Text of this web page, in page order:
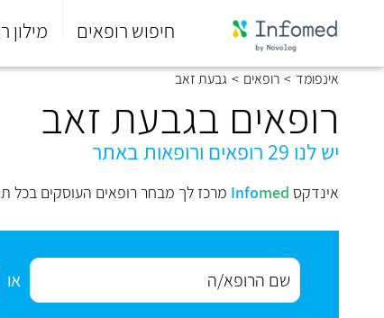
חיפוש רופאים מילון
סוף
התפריט
אינפומד > רופאים > גבעת זאב
רופאים בגבעת זאב
יש לנו 29 רופאים ורופאות באתר
אינדקס Infomed מרכז לך מבחר רופאים העוסקים בכל
או